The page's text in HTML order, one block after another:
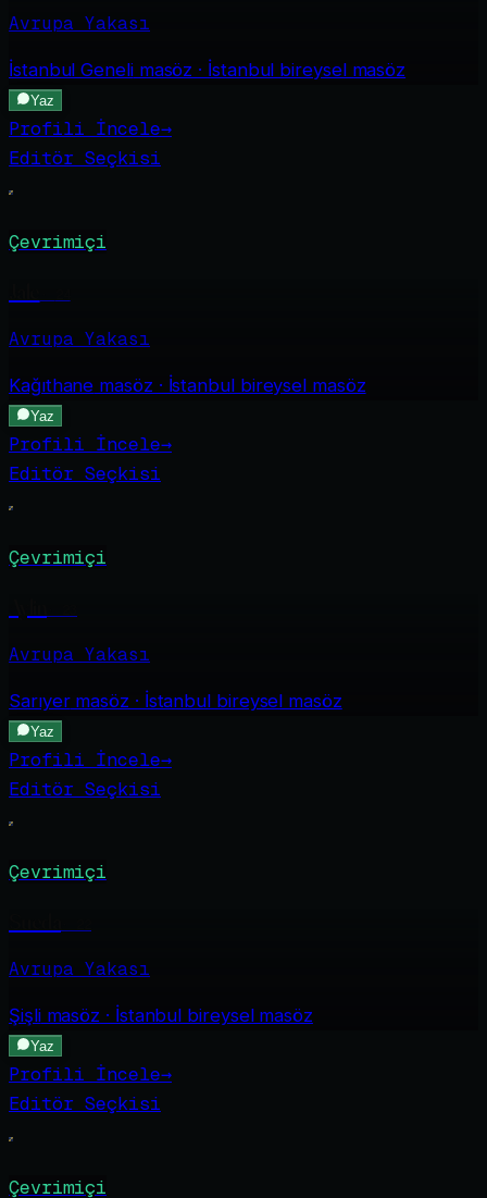
Avrupa Yakası
İstanbul Genelimasöz · İstanbul bireysel masöz
Yaz
Profili İncele→
Editör Seçkisi
Çevrimiçi
Avrupa Yakası
Kağıthane masöz · İstanbul bireysel masöz
Yaz
Profili İncele→
Editör Seçkisi
Çevrimiçi
Avrupa Yakası
Sarıyermasöz · İstanbul bireysel masöz
Yaz
Profili İncele→
Editör Seçkisi
Çevrimiçi
Avrupa Yakası
Şişlimasöz · İstanbul bireysel masöz
Yaz
Profili İncele→
Editör Seçkisi
Çevrimiçi